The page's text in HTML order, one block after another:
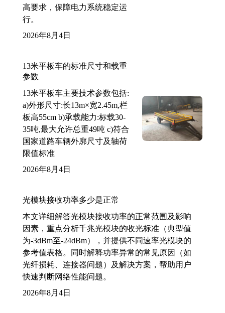
高要求，保障电力系统稳定运
行。
2026年8月4日
13米平板车的标准尺寸和载重
参数
13米平板车主要技术参数包括:
a)外形尺寸:长13m×宽2.45m,栏
板高55cm b)承载能力:标载30-
35吨,最大允许总重49吨 c)符合
国家道路车辆外廓尺寸及轴荷
限值标准
2026年8月4日
光模块接收功率多少是正常
本文详细解答光模块接收功率的正常范围及影响
因素，重点分析千兆光模块的收光标准（典型值
为-3dBm至-24dBm），并提供不同速率光模块的
参考值表格。同时解释功率异常的常见原因（如
光纤损耗、连接器问题）及解决方案，帮助用户
快速判断网络性能问题。
2026年8月4日